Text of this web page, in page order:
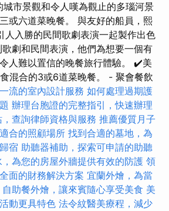
城市景觀和令人嘆為觀止的多瑙河景
或六道菜晚餐。 與友好的船員，熙
入勝的民間歌劇表演一起製作出色
劇和民間表演，他們為想要一個有
人難以置信的晚餐旅行體驗。 ✔️美
混合的3或6道菜晚餐。 - 聚會餐飲
流的室內設計服務 如何處理過期護
辦理台胞證的完整指引，快速辦理
查詢律師資格與服務 推薦優質月子
合的照顧場所 找到合適的墓地，為
宿 助聽器補助，探索可申請的助聽
為您的房屋外牆提供有效的防護 領
面的財務解決方案 宜蘭外燴，為當
自助餐外燴，讓來賓隨心享受美食 美
動更具特色 法令紋醫美療程，減少